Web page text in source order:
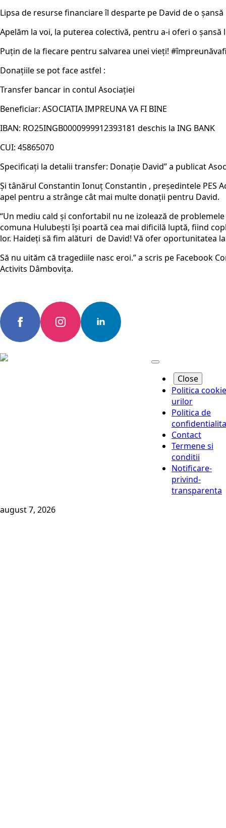
Lipsa de resurse financiare îl desparte pe David de o
Apelăm la voi, la puterea colectivă, pentru a-i oferi o șansă
Puțin de la fiecare pentru salvarea unei vieți!
Donațiile se pot face astfel :
Transfer bancar in contul Asociației
Beneficiar: ASOCIATIA IMPREUNA VA FI BINE
IBAN: RO25INGB0000999912393181 deschis la ING BANK
CUI: 45865070
Specificați la detalii transfer: Donație David” a publicat
Și tânărul Constantin Ionuț Constantin , președintele PES
apel pentru a strânge cât mai multe donații pentru David.
“Un mediu cald și confortabil nu ne izolează de
comuna Hulubești își poartă cea mai dificilă luptă, fiind
lor. Haideți să fim alături de David! Vă ofer oportunitatea
Să nu uităm că tragediile nasc eroi.” a scris pe Facebook
Activits Dâmbovița.
Close
Politica
urilor
Politica de
Contact
Termene si
conditii
Notificare-
privind-
transparenta
august 7, 2026